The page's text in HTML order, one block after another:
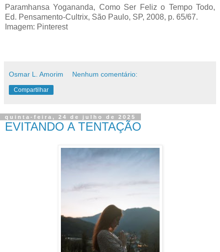
Paramhansa Yogananda, Como Ser Feliz o Tempo Todo,
Ed. Pensamento-Cultrix, São Paulo, SP, 2008, p. 65/67.
Imagem: Pinterest
Osmar L. Amorim Nenhum comentário:
Compartilhar
quinta-feira, 24 de julho de 2025
EVITANDO A TENTAÇÃO